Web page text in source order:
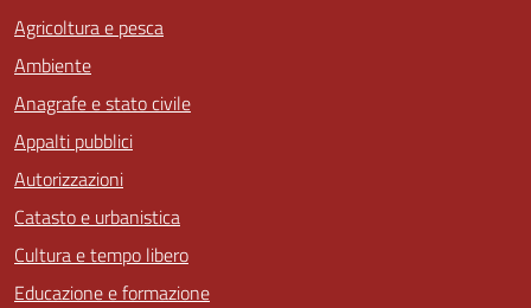
Agricoltura e pesca
Ambiente
Anagrafe e stato civile
Appalti pubblici
Autorizzazioni
Catasto e urbanistica
Cultura e tempo libero
Educazione e formazione